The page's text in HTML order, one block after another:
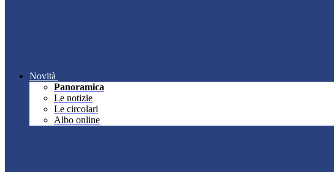
Novità
Panoramica
Le notizie
Le circolari
Albo online